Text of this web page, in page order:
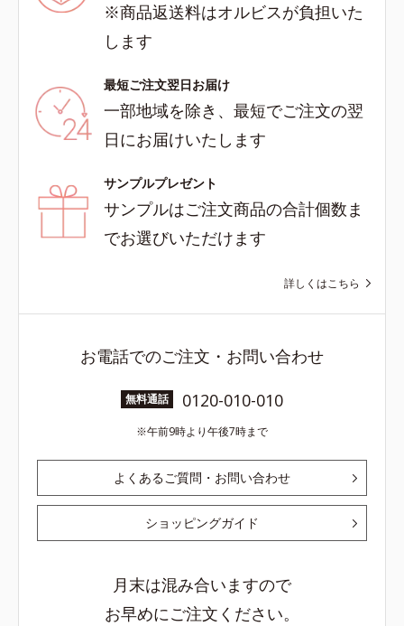
※商品返送料はオルビスが負担いた
します
最短ご注文翌日お届け
一部地域を除き、最短でご注文の翌
日にお届けいたします
サンプルプレゼント
サンプルはご注文商品の合計個数ま
でお選びいただけます
詳しくはこちら
お電話でのご注文・お問い合わせ
無料通話 0120-010-010
午前9時より午後7時まで
よくあるご質問・お問い合わせ
ショッピングガイド
月末は混み合いますので
お早めにご注文ください。